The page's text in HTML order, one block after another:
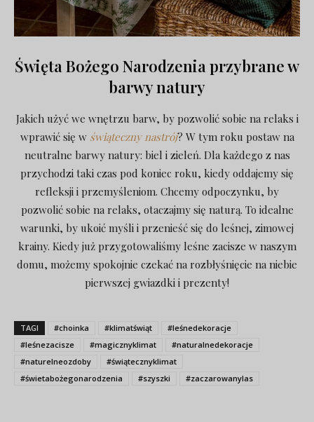
Święta Bożego Narodzenia przybrane w
barwy natury
Jakich użyć we wnętrzu barw, by pozwolić sobie na relaks i
wprawić się w świąteczny nastrój? W tym roku postaw na
neutralne barwy natury: biel i zieleń. Dla każdego z nas
przychodzi taki czas pod koniec roku, kiedy oddajemy się
refleksji i przemyśleniom. Chcemy odpoczynku, by
pozwolić sobie na relaks, otaczajmy się naturą. To idealne
warunki, by ukoić myśli i przenieść się do leśnej, zimowej
krainy. Kiedy już przygotowaliśmy leśne zacisze w naszym
domu, możemy spokojnie czekać na rozbłyśnięcie na niebie
pierwszej gwiazdki i prezenty!
TAGI #choinka #klimatświąt
#leśnedekoracje
#leśnezacisze
#magicznyklimat
#naturalnedekoracje
#naturelneozdoby
#świątecznyklimat
#świetabożegonarodzenia
#szyszki #zaczarowanylas